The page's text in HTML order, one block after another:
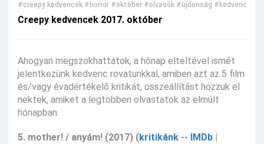
#creepy kedvencek #horror #október #olvasók #újdonság #kedvencek
Creepy kedvencek 2017. október
Ahogyan megszokhattátok, a hónap elteltével ismét
jelentkezünk kedvenc rovatunkkal, amiben azt az 5 film
és/vagy évadértékelő kritikát, összeállítást hozzuk el
nektek, amiket a legtöbben olvastatok az elmúlt
hónapban.
5. mother! / anyám! (2017) (kritikánk -- IMDb